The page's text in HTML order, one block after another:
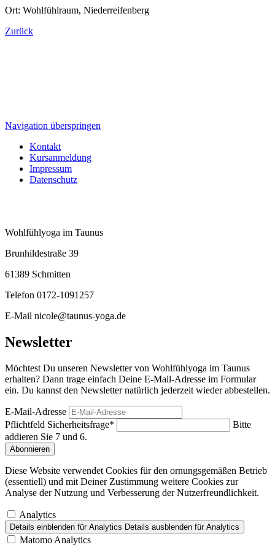
Ort: Wohlfühlraum, Niederreifenberg
Zurück
Navigation überspringen
Kontakt
Kursanmeldung
Impressum
Datenschutz
Wohlfühlyoga im Taunus
Brunhildestraße 39
61389 Schmitten
Telefon 0172-1091257
E-Mail nicole@taunus-yoga.de
Newsletter
Möchtest Du unseren Newsletter von Wohlfühlyoga im Taunus
erhalten? Dann trage einfach Deine E-Mail-Adresse im Formular
ein. Du kannst den Newsletter natürlich jederzeit wieder abbestellen.
E-Mail-Adresse
Pflichtfeld Sicherheitsfrage*
Bitte
addieren Sie 7 und 6.
Abonnieren
Diese Website verwendet Cookies für den ornungsgemäßen Betrieb
(essentiell) und mit Deiner Zustimmung weitere Cookies zur
Analyse der Nutzung und Verbesserung der Nutzerfreundlichkeit.
Analytics
Details einblenden für Analytics Details ausblenden für Analytics
Matomo Analytics